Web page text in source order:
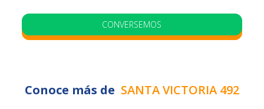
Precio fijo Opción sin aval
VER UNIDADES
CONVERSEMOS
Conoce más de SANTA VICTORIA 492